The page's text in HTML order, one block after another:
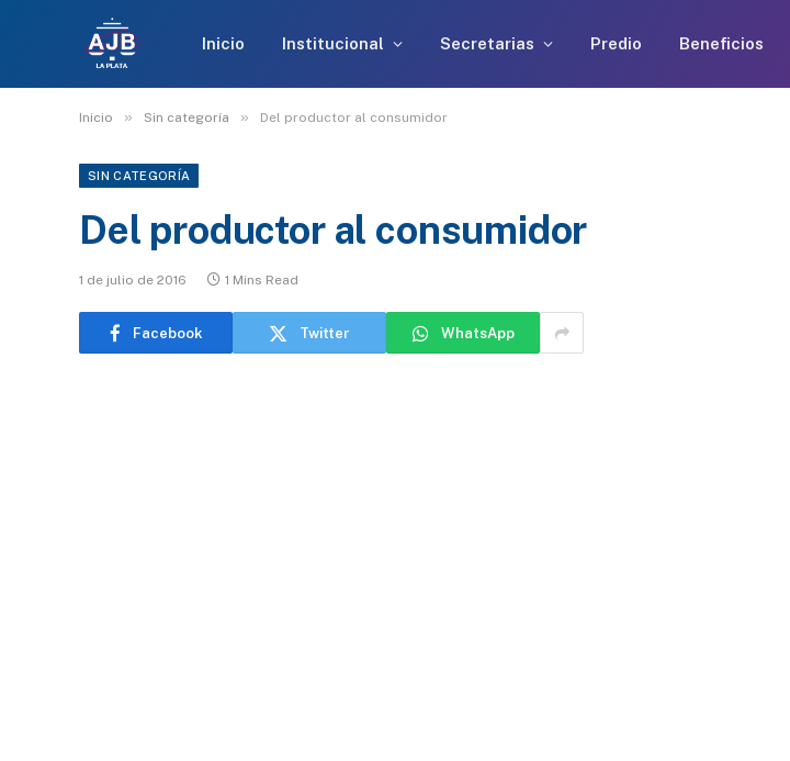
Inicio Institucional Secretarias Predio Beneficios
Inicio » Sin categoría » Del productor al consumidor
SIN CATEGORÍA
Del productor al consumidor
1 de julio de 2016 1 Mins Read
Facebook Twitter WhatsApp